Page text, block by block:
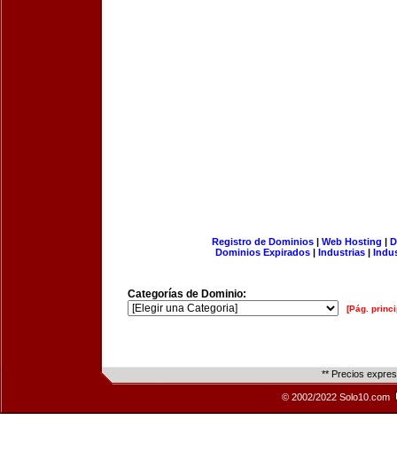
Registro de Dominios| Web Hosting |
Dominios Expirados | Industrias |
Categorías de Dominio:
[Pág.
** Precios
© 2002/2022 Solo10.com